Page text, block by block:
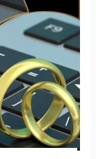
في هذا المقال،
طريقة رفع قضية
انقر على زر